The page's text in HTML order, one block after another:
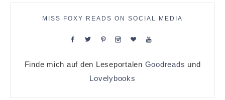
MISS FOXY READS ON SOCIAL MEDIA
Finde mich auf den Leseportalen Goodreads und
Lovelybooks